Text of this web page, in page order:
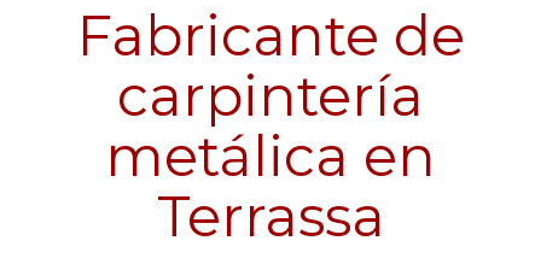
Fabricante de
carpintería
metálica en
Terrassa